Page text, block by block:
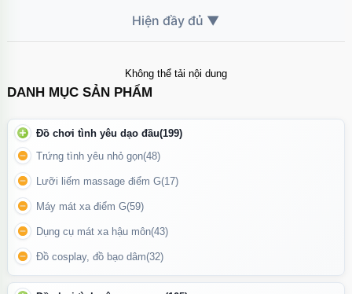
Không thể tải nội dung
DANH MỤC SẢN PHẨM
Đồ chơi tình yêu dạo đầu(199)
Trứng tình yêu nhỏ gọn(48)
Lưỡi liếm massage điểm G(17)
Máy mát xa điểm G(59)
Dụng cụ mát xa hậu môn(43)
Đồ cosplay, đồ bạo dâm(32)